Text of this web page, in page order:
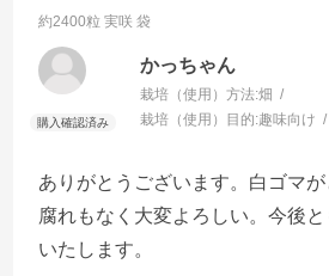
約2400粒 実咲 袋
かっちゃん
栽培（使用）方法:畑
栽培（使用）目的:趣味向け
ありがとうございます。白ゴマ
腐れもなく大変よろしい。今後
いたします。